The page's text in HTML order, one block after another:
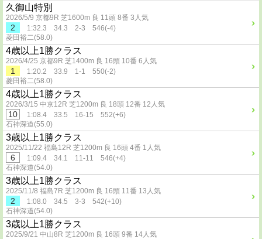
久御山特別
2026/5/9 京都9R 芝1600m 良 11頭 8番 3人気
2
1:32.3 34.3 2-3 546(-4)
菱田裕二(58.0)
4歳以上1勝クラス
2026/4/25 京都9R 芝1400m 良 16頭 10番 6人気
1
1:20.2 33.9 1-1 550(-2)
菱田裕二(58.0)
4歳以上1勝クラス
2026/3/15 中京12R 芝1200m 良 18頭 12番 12人気
10
1:08.4 33.5 16-15 552(+6)
石神深道(55.0)
3歳以上1勝クラス
2025/11/22 福島12R 芝1200m 良 16頭 4番 1人気
6
1:09.4 34.1 11-11 546(+4)
石神深道(54.0)
3歳以上1勝クラス
2025/11/8 福島7R 芝1200m 良 16頭 11番 13人気
2
1:08.0 34.5 3-3 542(+10)
石神深道(54.0)
3歳以上1勝クラス
2025/9/21 中山8R 芝1200m 良 16頭 9番 14人気